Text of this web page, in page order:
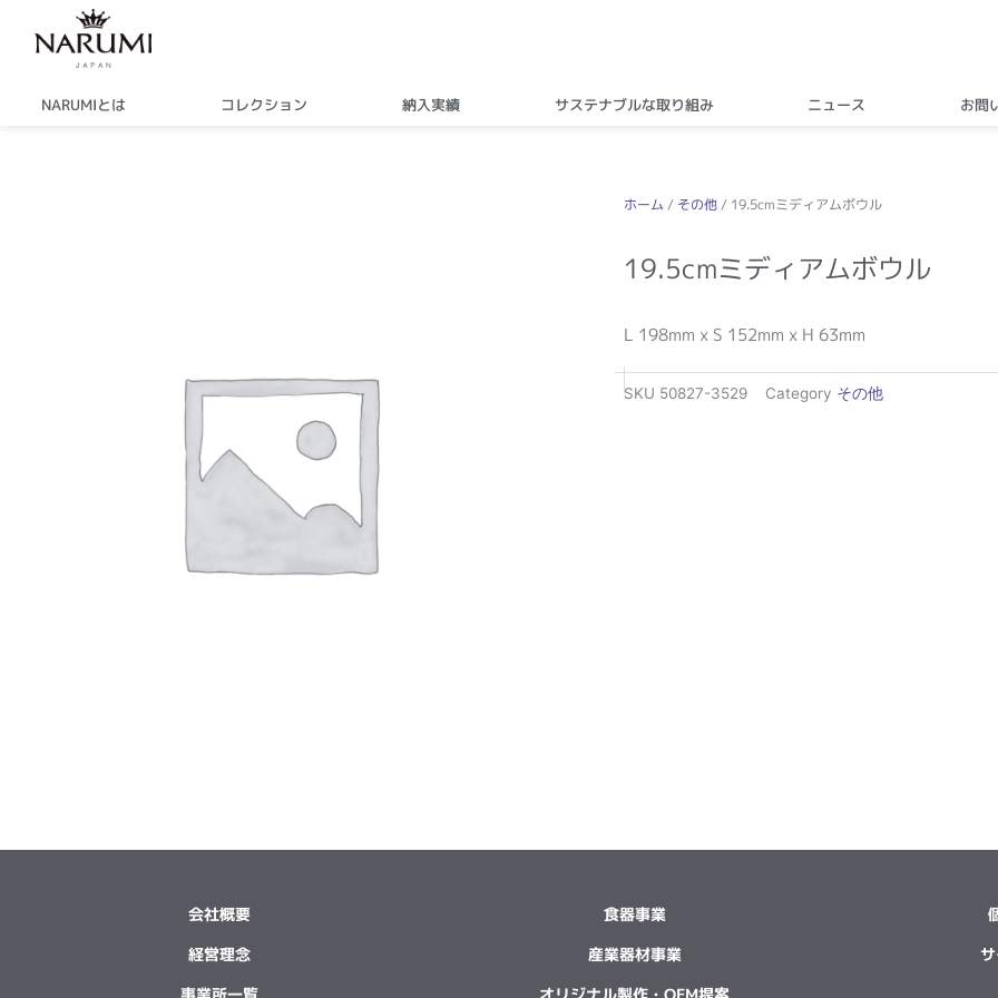
NARUMIとは コレクション 納入実績 サステナブルな取り組み ニュース お問
ホーム / その他 / 19.5cmミディアムボウル
19.5cmミディアムボウル
L 198mm x S 152mm x H 63mm
SKU 50827-3529 Category その他
会社概要
経営理念
事業所一覧
食器事業
産業器材事業
オリジナル製作・OEM提案